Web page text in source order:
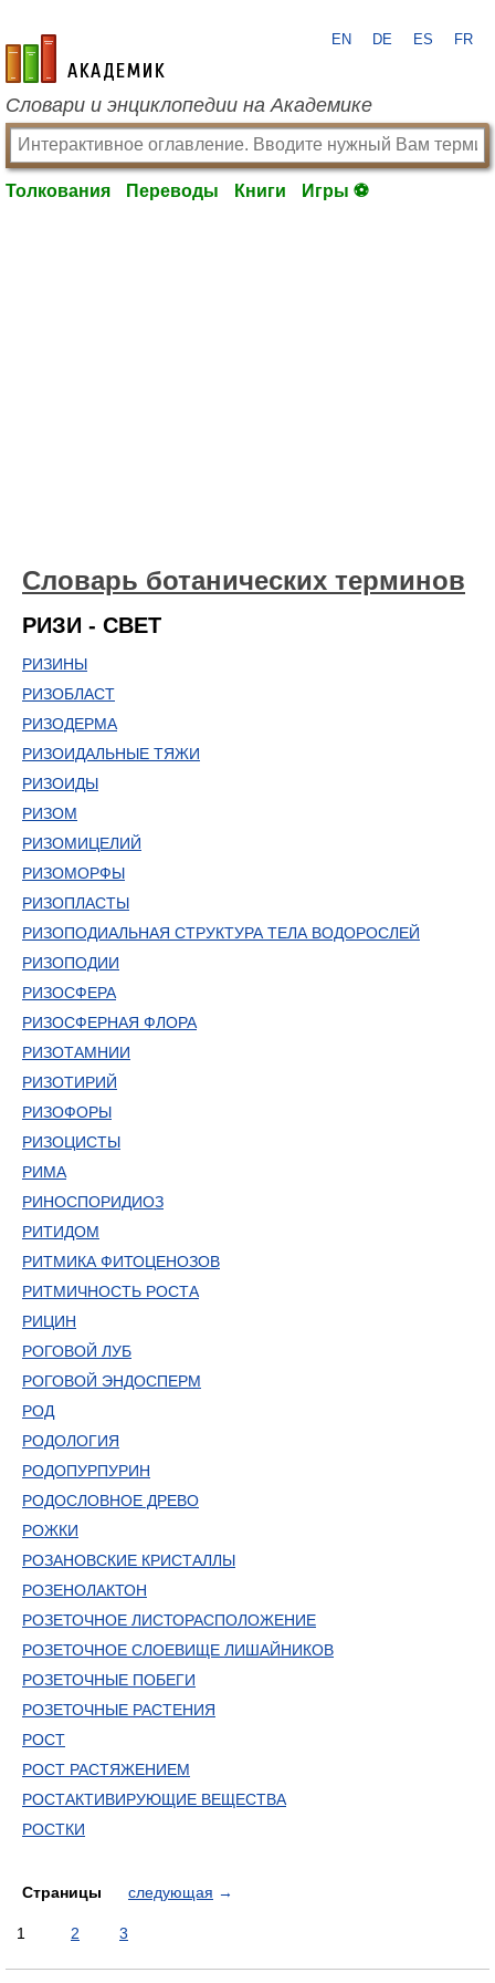
academic.ru
EN DE ES FR
Словари и энциклопедии на Академике
Толкования Переводы Книги Игры ⚽
Словарь ботанических терминов
РИЗИ - СВЕТ
РИЗИНЫ
РИЗОБЛАСТ
РИЗОДЕРМА
РИЗОИДАЛЬНЫЕ ТЯЖИ
РИЗОИДЫ
РИЗОМ
РИЗОМИЦЕЛИЙ
РИЗОМОРФЫ
РИЗОПЛАСТЫ
РИЗОПОДИАЛЬНАЯ СТРУКТУРА ТЕЛА ВОДОРОСЛЕЙ
РИЗОПОДИИ
РИЗОСФЕРА
РИЗОСФЕРНАЯ ФЛОРА
РИЗОТАМНИИ
РИЗОТИРИЙ
РИЗОФОРЫ
РИЗОЦИСТЫ
РИМА
РИНОСПОРИДИОЗ
РИТИДОМ
РИТМИКА ФИТОЦЕНОЗОВ
РИТМИЧНОСТЬ РОСТА
РИЦИН
РОГОВОЙ ЛУБ
РОГОВОЙ ЭНДОСПЕРМ
РОД
РОДОЛОГИЯ
РОДОПУРПУРИН
РОДОСЛОВНОЕ ДРЕВО
РОЖКИ
РОЗАНОВСКИЕ КРИСТАЛЛЫ
РОЗЕНОЛАКТОН
РОЗЕТОЧНОЕ ЛИСТОРАСПОЛОЖЕНИЕ
РОЗЕТОЧНОЕ СЛОЕВИЩЕ ЛИШАЙНИКОВ
РОЗЕТОЧНЫЕ ПОБЕГИ
РОЗЕТОЧНЫЕ РАСТЕНИЯ
РОСТ
РОСТ РАСТЯЖЕНИЕМ
РОСТАКТИВИРУЮЩИЕ ВЕЩЕСТВА
РОСТКИ
Страницы следующая →
1 2 3